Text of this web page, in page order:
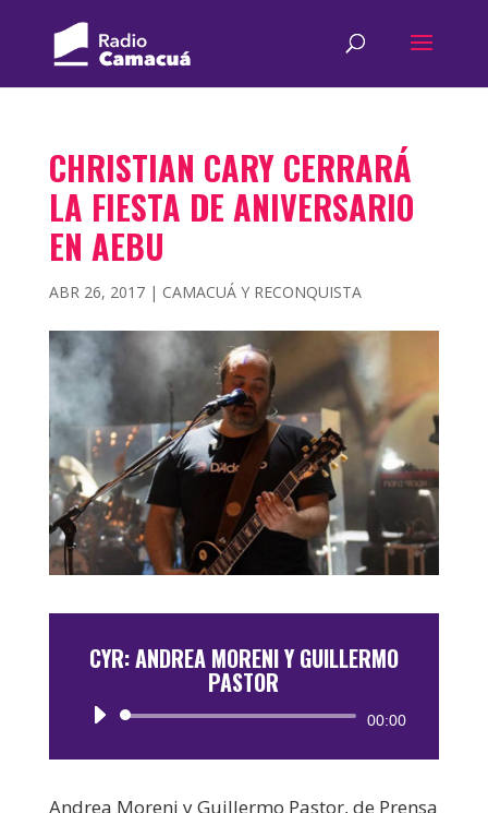
CHRISTIAN CARY CERRARÁ
LA FIESTA DE ANIVERSARIO
EN AEBU
ABR 26, 2017| CAMACUÁ Y RECONQUISTA
CYR: ANDREA MORENI Y GUILLERMO
PASTOR
Reproductor
00:00
Andrea Moreni y Guillermo Pastor, de Prensa